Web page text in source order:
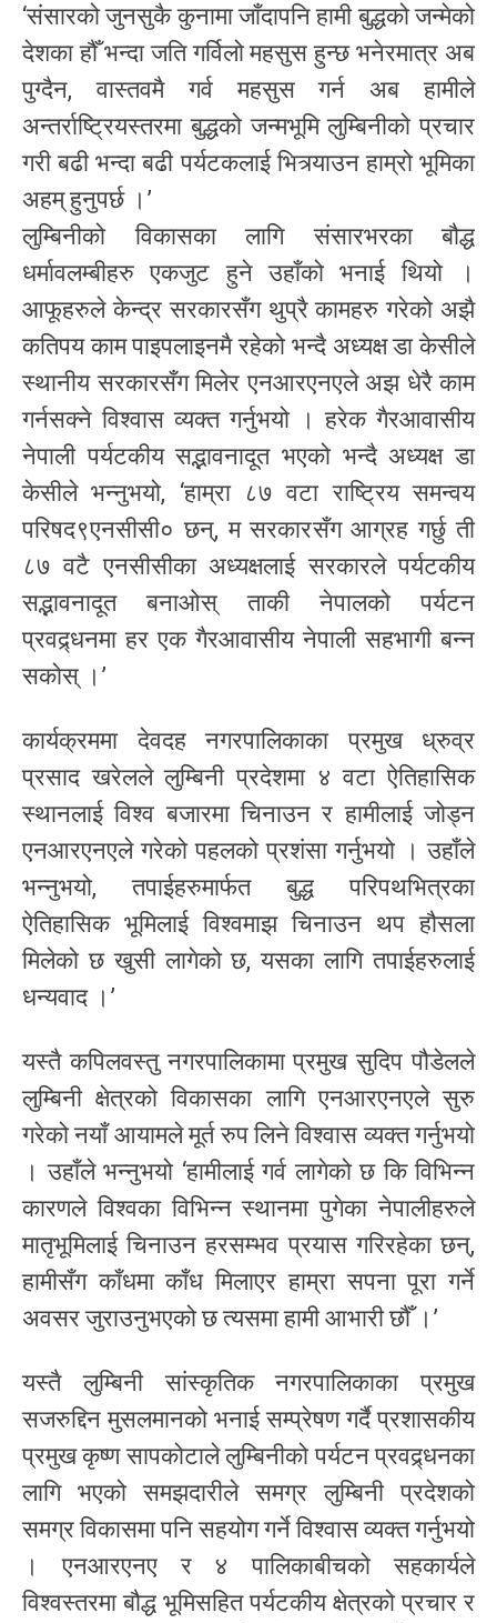
‘संसारको जुनसुकै कुनामा जाँदापनि हामी बुद्धको जन्मेको
देशका हौँ भन्दा जति गर्विलो महसुस हुन्छ भनेरमात्र अब
पुग्दैन, वास्तवमै गर्व महसुस गर्न अब हामीले
अन्तर्राष्ट्रियस्तरमा बुद्धको जन्मभूमि लुम्बिनीको प्रचार
गरी बढी भन्दा बढी पर्यटकलाई भित्र्याउन हाम्रो भूमिका
अहम् हुनुपर्छ ।’
लुम्बिनीको विकासका लागि संसारभरका बौद्ध
धर्मावलम्बीहरु एकजुट हुने उहाँको भनाई थियो ।
आफूहरुले केन्द्र सरकारसँग थुप्रै कामहरु गरेको अझै
कतिपय काम पाइपलाइनमै रहेको भन्दै अध्यक्ष डा केसीले
स्थानीय सरकारसँग मिलेर एनआरएनएले अझ धेरै काम
गर्नसक्ने विश्वास व्यक्त गर्नुभयो । हरेक गैरआवासीय
नेपाली पर्यटकीय सद्भावनादूत भएको भन्दै अध्यक्ष डा
केसीले भन्नुभयो, ‘हाम्रा ८७ वटा राष्ट्रिय समन्वय
परिषद९एनसीसी० छन्, म सरकारसँग आग्रह गर्छु ती
८७ वटै एनसीसीका अध्यक्षलाई सरकारले पर्यटकीय
सद्भावनादूत बनाओस् ताकी नेपालको पर्यटन
प्रवद्र्धनमा हर एक गैरआवासीय नेपाली सहभागी बन्न
सकोस् ।’
कार्यक्रममा देवदह नगरपालिकाका प्रमुख ध्रुव्र
प्रसाद खरेलले लुम्बिनी प्रदेशमा ४ वटा ऐतिहासिक
स्थानलाई विश्व बजारमा चिनाउन र हामीलाई जोड्न
एनआरएनएले गरेको पहलको प्रशंसा गर्नुभयो । उहाँले
भन्नुभयो, तपाईहरुमार्फत बुद्ध परिपथभित्रका
ऐतिहासिक भूमिलाई विश्वमाझ चिनाउन थप हौसला
मिलेको छ खुसी लागेको छ, यसका लागि तपाईहरुलाई
धन्यवाद ।’
यस्तै कपिलवस्तु नगरपालिकामा प्रमुख सुदिप पौडेलले
लुम्बिनी क्षेत्रको विकासका लागि एनआरएनएले सुरु
गरेको नयाँ आयामले मूर्त रुप लिने विश्वास व्यक्त गर्नुभयो
। उहाँले भन्नुभयो ‘हामीलाई गर्व लागेको छ कि विभिन्न
कारणले विश्वका विभिन्न स्थानमा पुगेका नेपालीहरुले
मातृभूमिलाई चिनाउन हरसम्भव प्रयास गरिरहेका छन्,
हामीसँग काँधमा काँध मिलाएर हाम्रा सपना पूरा गर्ने
अवसर जुराउनुभएको छ त्यसमा हामी आभारी छौँ ।’
यस्तै लुम्बिनी सांस्कृतिक नगरपालिकाका प्रमुख
सजरुद्दिन मुसलमानको भनाई सम्प्रेषण गर्दै प्रशासकीय
प्रमुख कृष्ण सापकोटाले लुम्बिनीको पर्यटन प्रवद्र्धनका
लागि भएको समझदारीले समग्र लुम्बिनी प्रदेशको
समग्र विकासमा पनि सहयोग गर्ने विश्वास व्यक्त गर्नुभयो
। एनआरएनए र ४ पालिकाबीचको सहकार्यले
विश्वस्तरमा बौद्ध भूमिसहित पर्यटकीय क्षेत्रको प्रचार र